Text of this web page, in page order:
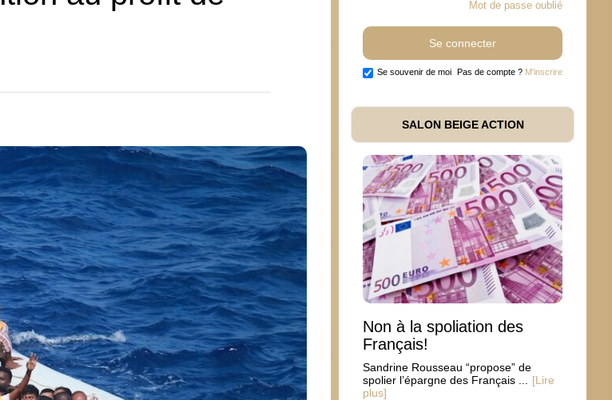
Mot de passe oublié
Se souvenir de moi Pas de compte ? M'inscrire
SALON BEIGE ACTION
Non à la spoliation des
Français!
Sandrine Rousseau “propose” de
spolier l’épargne des Français ...
[Lire
plus]